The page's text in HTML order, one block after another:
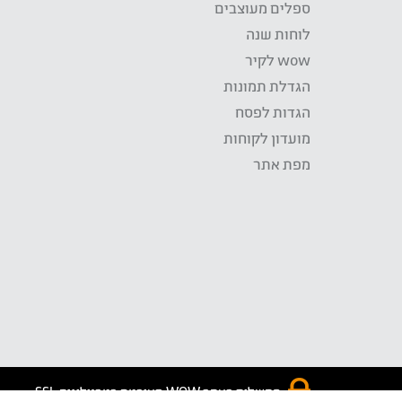
ספלים מעוצבים
לוחות שנה
wow לקיר
הגדלת תמונות
הגדות לפסח
מועדון לקוחות
מפת אתר
התשלום באתר WOW מאובטח בטכנולוגית SSL